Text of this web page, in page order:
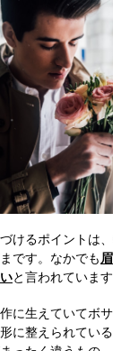
けるポイントは
です。なかでも
と言われています
に生えていてボ
に整えられてい